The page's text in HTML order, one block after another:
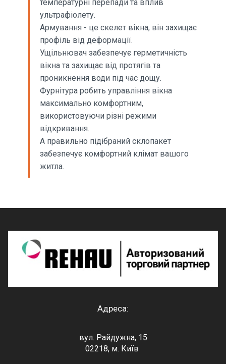
температурні перепади та вплив
ультрафіолету.
Армування - це скелет вікна, він захищає
профіль від деформації.
Ущільнювач забезпечує герметичність
вікна та захищає від протягів та
проникнення води під час дощу.
Фурнітура робить управління вікна
максимально комфортним,
використовуючи різні режими
відкривання.
А правильно підібраний склопакет
забезпечує комфортний клімат вашого
житла.
Адреса:
вул. Райдужна, 15
02218, м. Київ